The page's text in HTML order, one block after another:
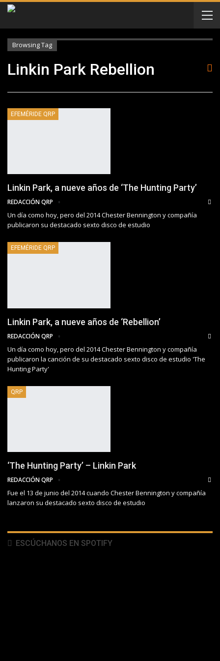
Browsing Tag
Linkin Park Rebellion
EFEMÉRIDE QRP
Linkin Park, a nueve años de ‘The Hunting Party’
REDACCIÓN QRP
Un día como hoy, pero del 2014 Chester Bennington y compañía
publicaron su destacado sexto disco de estudio
EFEMÉRIDE QRP
Linkin Park, a nueve años de ‘Rebellion’
REDACCIÓN QRP
Un día como hoy, pero del 2014 Chester Bennington y compañía
publicaron la canción de su destacado sexto disco de estudio 'The
Hunting Party'
QRP
‘The Hunting Party’ – Linkin Park
REDACCIÓN QRP
Fue el 13 de junio del 2014 cuando Chester Bennington y compañía
lanzaron su destacado sexto disco de estudio
ESCÚCHANOS EN SPOTIFY